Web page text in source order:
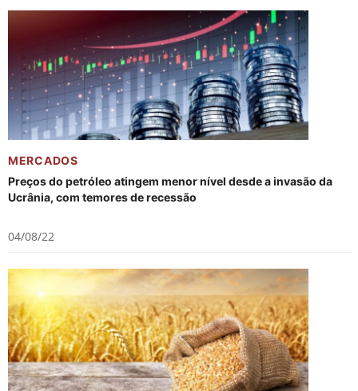
MERCADOS
Preços do petróleo atingem menor nível desde a invasão da
Ucrânia, com temores de recessão
04/08/22